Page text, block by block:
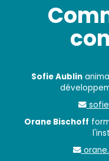
Sofie Aublin
Orane Bischoff